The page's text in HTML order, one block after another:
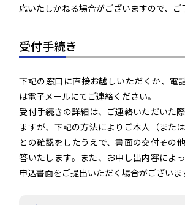
応いたしかねる場合がございますので、ご
受付手続き
下記の窓口に直接お越しいただくか、電
は電子メールにてご連絡ください。
受付手続きの詳細は、ご連絡いただいた
ますが、下記の方法によりご本人（また
との確認をしたうえで、書面の交付その
答いたします。また、お申し出内容によ
申込書面をご提出いただく場合がございま